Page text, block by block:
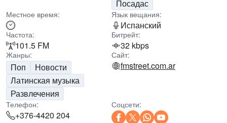
Посадас
Местное время: Язык вещания:
Испанский
Частота:
101.5 FM
Битрейт:
32 kbps
Жанры:
Поп
Новости
Латинская музыка
Развлечения
Сайт:
fmstreet.com.ar
Телефон:
+376-4420 204
Соцсети: